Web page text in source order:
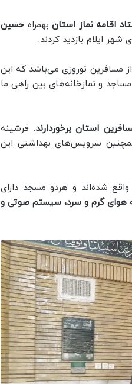
اقامه نماز استانبهمراه حسین
مسافرین نوروزی می‌باشد که این
و نمازخانه‌های بین راهی ما
استان برخوردارند. فرشینه
سرویس‌های بهداشتی این
واقع شده‌اند و هردو مسجد دارای
گرم و سرد، سیستم صوتی و